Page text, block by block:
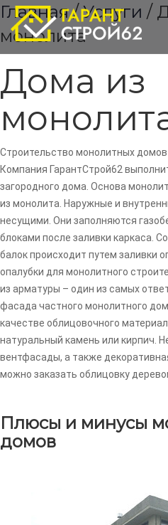
Главная/Услуги /
монолита
Дома из
Строительство монолитных домов
Компания ГарантСтрой62
загородного дома. Основа
из монолита. Наружные и
несущими. Они заполняются
блоками после заливки каркаса.
балок происходит путем заливки
опалубки для монолитного
из арматуры – один из самых
фасада частного монолитного
качестве облицовочного
натуральный камень или кирпич.
вентфасады, а также
можно заказать облицовку
Плюсы и минусы
домов